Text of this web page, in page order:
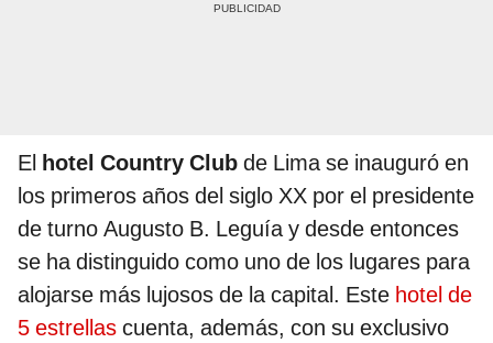
El hotel Country Club de Lima se inauguró en
los primeros años del siglo XX por el presidente
de turno Augusto B. Leguía y desde entonces
se ha distinguido como uno de los lugares para
alojarse más lujosos de la capital. Este hotel de
5 estrellas cuenta, además, con su exclusivo